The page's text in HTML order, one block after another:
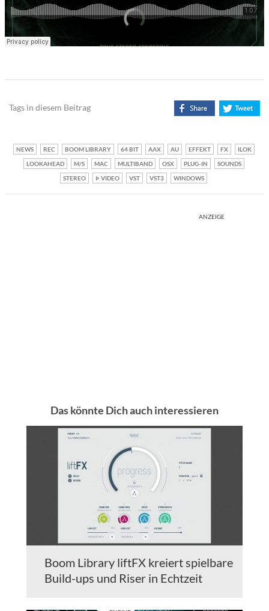
Tags in diesem Beitrag
NEWS REC BOOM LIBRARY 64 BIT AAX AU EFFEKT FX
ILOK
LOOKAHEAD
M/S MAC MULTIBAND OSX PLUG-IN
SOUNDS
STEREO
VIDEO VST VST3 WINDOWS
ANZEIGE
Das könnte Dich auch interessieren
Boom Library liftFX kreiert spielbare
Build-ups und Riser in Echtzeit